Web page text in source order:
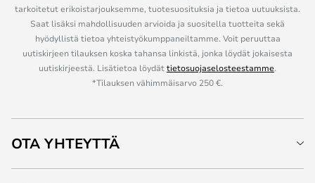
tarkoitetut erikoistarjouksemme, tuotesuosituksia ja tietoa uutuuksista.
Saat lisäksi mahdollisuuden arvioida ja suositella tuotteita sekä
hyödyllistä tietoa yhteistyökumppaneiltamme. Voit peruuttaa
uutiskirjeen tilauksen koska tahansa linkistä, jonka löydät jokaisesta
uutiskirjeestä. Lisätietoa löydättietosuojaselosteestamme.
*Tilauksen vähimmäisarvo 250 €.
OTA YHTEYTTÄ